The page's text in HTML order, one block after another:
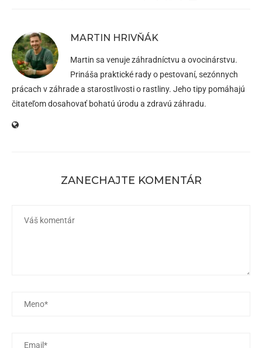
MARTIN HRIVŇÁK
Martin sa venuje záhradníctvu a ovocinárstvu.
Prináša praktické rady o pestovaní, sezónnych
prácach v záhrade a starostlivosti o rastliny. Jeho tipy pomáhajú
čitateľom dosahovať bohatú úrodu a zdravú záhradu.
ZANECHAJTE KOMENTÁR